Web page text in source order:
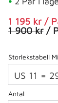
Nedsatt
1 195 kr /
Ordinarie
1 900kr /
Storlekstabell
Antal